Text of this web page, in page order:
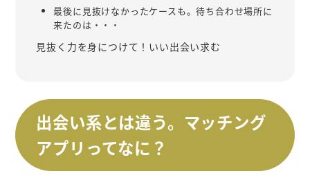
最後に見抜けなかったケースも。待ち合わせ場所に
来たのは・・・
見抜く力を身につけて！いい出会い求む
出会い系とは違う。マッチング
アプリってなに？